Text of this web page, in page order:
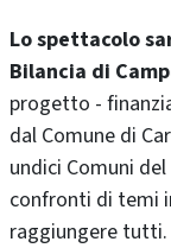
Lo spettacolo
Bilancia di
progetto -
dal Comune di
undici Comuni
confronti di temi
raggiungere tutti.